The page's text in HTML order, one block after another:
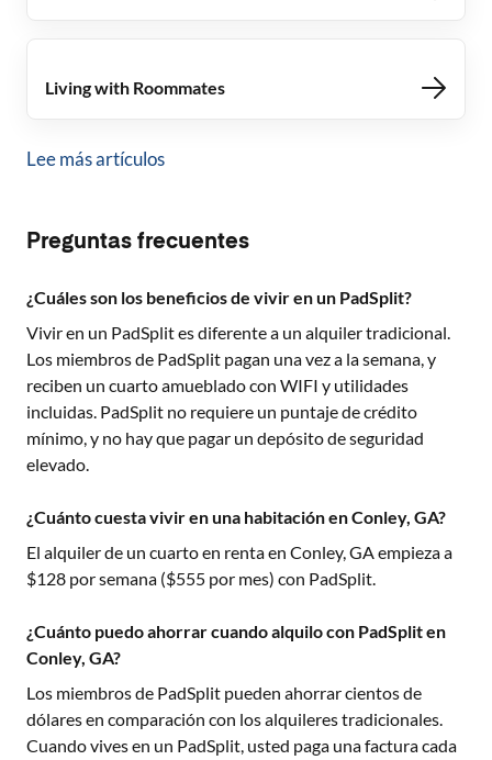
Living with Roommates
Lee más artículos
Preguntas frecuentes
¿Cuáles son los beneficios de vivir en un PadSplit?
Vivir en un PadSplit es diferente a un alquiler tradicional.
Los miembros de PadSplit pagan una vez a la semana, y
reciben un cuarto amueblado con WIFI y utilidades
incluidas. PadSplit no requiere un puntaje de crédito
mínimo, y no hay que pagar un depósito de seguridad
elevado.
¿Cuánto cuesta vivir en una habitación en Conley, GA?
El alquiler de un cuarto en renta en Conley, GAempieza a
$128 por semana ($555 por mes) con PadSplit.
¿Cuánto puedo ahorrar cuando alquilo con PadSplit en
Conley, GA?
Los miembros de PadSplit pueden ahorrar cientos de
dólares en comparación con los alquileres tradicionales.
Cuando vives en un PadSplit, usted paga una factura cada